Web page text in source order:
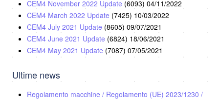
CEM4 November 2022 Update (6093) 04/11/2022
CEM4 March 2022 Update (7425) 10/03/2022
CEM4 July 2021 Update (8605) 09/07/2021
CEM4 June 2021 Update (6824) 18/06/2021
CEM4 May 2021 Update (7087) 07/05/2021
Ultime news
Regolamento macchine / Regolamento (UE) 2023/1230 /